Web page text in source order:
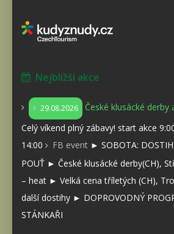
Nejbližší akce
29.08.2026
České klusácké derby
Celý víkend plný zábavy! start akce
14:00
FB event ► SOBOTA:
POUŤ ► České klusácké derby(CH),
– heat ► Velká cena tříletých (CH),
další dostihy ► DOPROVODNÝ
STÁNKAŘI